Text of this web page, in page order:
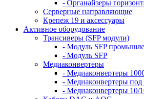
- Органайзеры
Серверные направляющие
Крепеж 19 и аксессуары
Активное оборудование
Трансиверы (SFP модули)
- Модуль SFP
- Модуль SFP
Медиаконвертеры
- Медиаконвертеры
- Медиаконвертеры под
- Медиаконвертеры 10/